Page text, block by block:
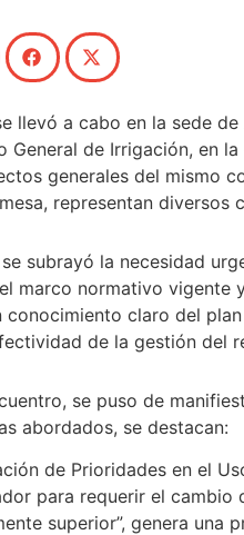
llevó a cabo en la sede
General de Irrigación, en
generales del mismo
representan
se subrayó la necesidad
marco normativo vigente
conocimiento claro del
de la gestión del
se puso de
abordados, se destacan:
de Prioridades en el
para requerir el
superior”, genera una